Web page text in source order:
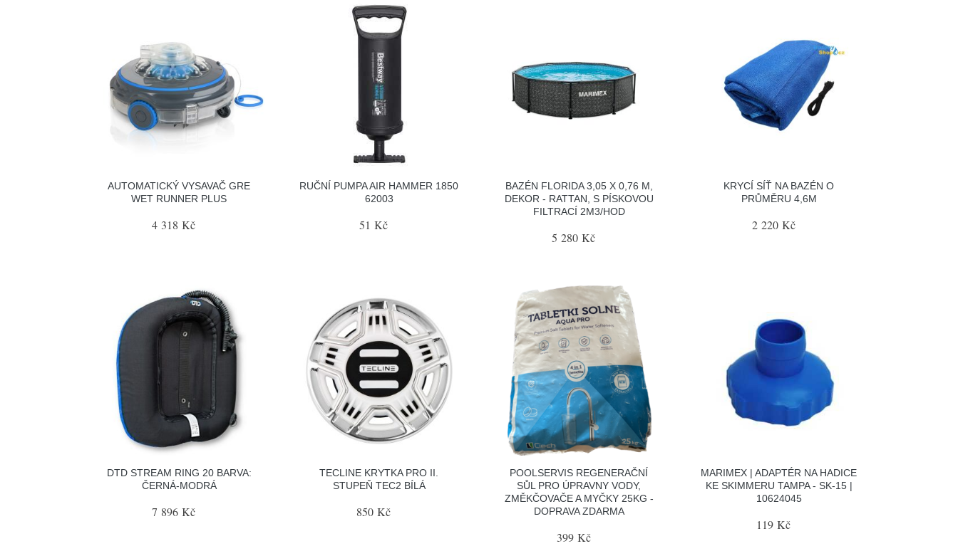
AUTOMATICKÝ VYSAVAČ GRE
WET RUNNER PLUS
4 318 Kč
RUČNÍ PUMPA AIR HAMMER 1850
62003
51 Kč
BAZÉN FLORIDA 3,05 X 0,76 M,
DEKOR - RATTAN, S PÍSKOVOU
FILTRACÍ 2M3/HOD
5 280 Kč
KRYCÍ SÍŤ NA BAZÉN O
PRŮMĚRU 4,6M
2 220 Kč
DTD STREAM RING 20 BARVA:
ČERNÁ-MODRÁ
7 896 Kč
TECLINE KRYTKA PRO II.
STUPEŇ TEC2 BÍLÁ
850 Kč
POOLSERVIS REGENERAČNÍ
SŮL PRO ÚPRAVNY VODY,
ZMĚKČOVAČE A MYČKY 25KG -
DOPRAVA ZDARMA
399 Kč
MARIMEX | ADAPTÉR NA HADICE
KE SKIMMERU TAMPA - SK-15 |
10624045
119 Kč